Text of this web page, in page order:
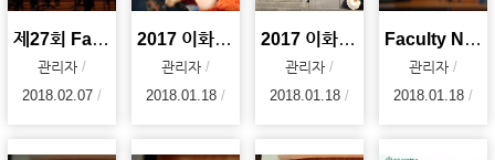
제27회 Facutly Noon Concert : 현대음악 앙상블 <소리>
관리자
2018.02.07
2017 이화가족성탄예배
관리자
2018.01.18
2017 이화벗버스킹
관리자
2018.01.18
Faculty Noon Concert - 아리아리랑 (2017. 10.19)
관리자
2018.01.18